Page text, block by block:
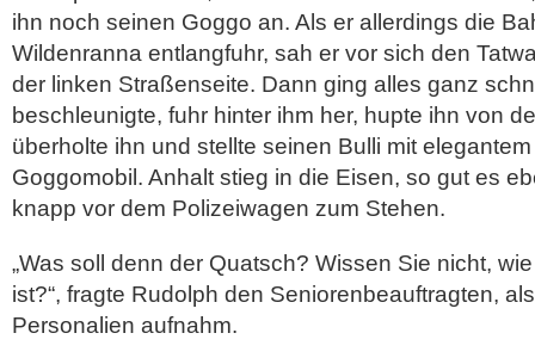
ihn noch seinen Goggo an. Als er allerdings die
Wildenranna entlangfuhr, sah er vor sich den
der linken Straßenseite. Dann ging alles ganz
beschleunigte, fuhr hinter ihm her, hupte ihn von
überholte ihn und stellte seinen Bulli mit
Goggomobil. Anhalt stieg in die Eisen, so gut es
knapp vor dem Polizeiwagen zum Stehen.
„Was soll denn der Quatsch? Wissen Sie nicht,
ist?“, fragte Rudolph den Seniorenbeauftragten,
Personalien aufnahm.